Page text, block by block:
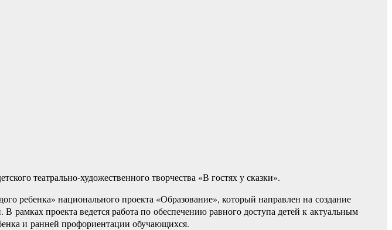
театрально-художественного творчества «В гостях у сказки».
национального проекта «Образование», который направлен на создание
проекта ведется работа по обеспечению равного доступа детей к актуальным
и ранней профориентации обучающихся.